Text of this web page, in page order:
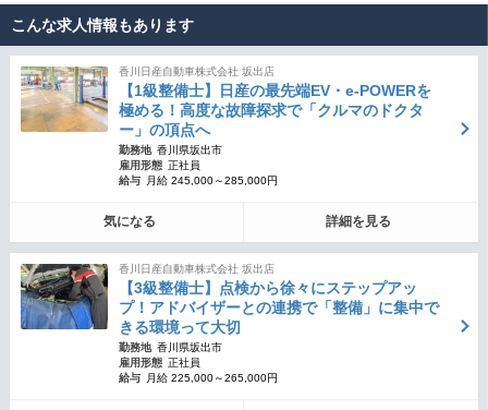
こんな求人情報もあります
香川日産自動車株式会社 坂出店
【1級整備士】日産の最先端EV・e-POWERを
極める！高度な故障探求で「クルマのドクタ
ー」の頂点へ
勤務地 香川県坂出市
雇用形態 正社員
給与
月給 245,000～285,000円
気になる 詳細を見る
香川日産自動車株式会社 坂出店
【3級整備士】点検から徐々にステップアッ
プ！アドバイザーとの連携で「整備」に集中で
きる環境って大切
勤務地 香川県坂出市
雇用形態 正社員
給与
月給 225,000～265,000円